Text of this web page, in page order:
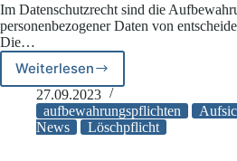
Im Datenschutzrecht sind die
personenbezogener Daten von
Die…
WeiterlesenAufbewahrungspflichten:
Keine
Beschwerdebefugnis
bei
27.09.2023
aufbewahrungspflichten
News
Löschpflicht